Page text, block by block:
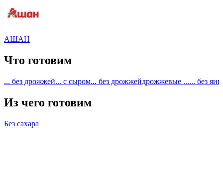
АШАН
Что готовим
... без дрожжей... с сыром... без дрожжейдрожжевые ...... без яиц
Из чего готовим
Без сахара